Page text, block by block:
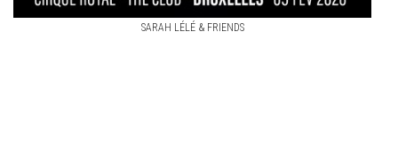
SARAH LÉLÉ & FRIENDS